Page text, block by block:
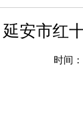
延安市红
时间